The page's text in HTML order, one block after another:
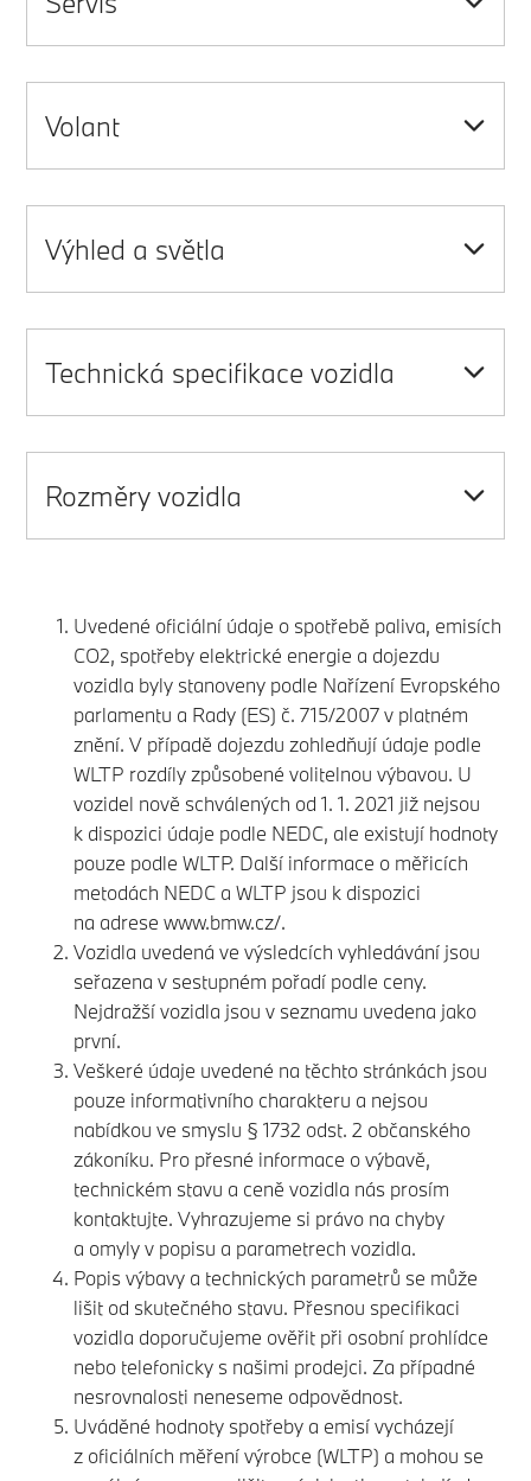
Volant
Výhled a světla
Technická specifikace vozidla
Rozměry vozidla
Uvedené oficiální údaje o spotřebě paliva, emisích
CO2, spotřeby elektrické energie a dojezdu
vozidla byly stanoveny podle Nařízení Evropského
parlamentu a Rady (ES) č. 715/2007 v platném
znění. V případě dojezdu zohledňují údaje podle
WLTP rozdíly způsobené volitelnou výbavou. U
vozidel nově schválených od 1. 1. 2021 již nejsou
k dispozici údaje podle NEDC, ale existují hodnoty
pouze podle WLTP. Další informace o měřicích
metodách NEDC a WLTP jsou k dispozici
na adresewww.bmw.cz/.
Vozidla uvedená ve výsledcích vyhledávání jsou
seřazena v sestupném pořadí podle ceny.
Nejdražší vozidla jsou v seznamu uvedena jako
první.
Veškeré údaje uvedené na těchto stránkách jsou
pouze informativního charakteru a nejsou
nabídkou ve smyslu § 1732 odst. 2 občanského
zákoníku. Pro přesné informace o výbavě,
technickém stavu a ceně vozidla nás prosím
kontaktujte. Vyhrazujeme si právo na chyby
a omyly v popisu a parametrech vozidla.
Popis výbavy a technických parametrů se může
lišit od skutečného stavu. Přesnou specifikaci
vozidla doporučujeme ověřit při osobní prohlídce
nebo telefonicky s našimi prodejci. Za případné
nesrovnalosti neneseme odpovědnost.
Uváděné hodnoty spotřeby a emisí vycházejí
z oficiálních měření výrobce (WLTP) a mohou se